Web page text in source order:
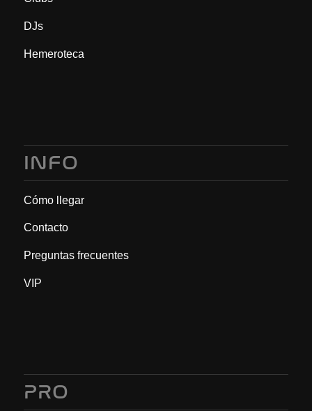
DJs
Hemeroteca
INFO
Cómo llegar
Contacto
Preguntas frecuentes
VIP
PRO